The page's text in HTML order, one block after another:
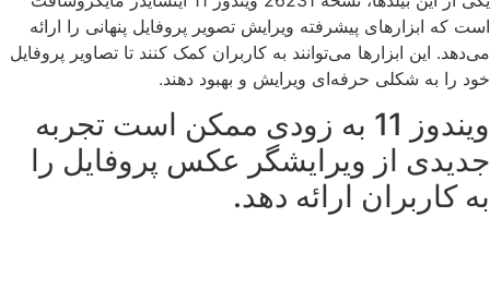
که ابزارهای پیشرفته ویرایش تصویر پروفایل پنهانی را ارائه
این ابزارها می‌توانند به کاربران کمک کنند تا تصاویر پروفایل
را به شکلی حرفه‌ای ویرایش و بهبود دهند.
ویندوز 11 به زودی ممکن است تجربه
از ویرایشگر عکس پروفایل را
کاربران ارائه دهد.